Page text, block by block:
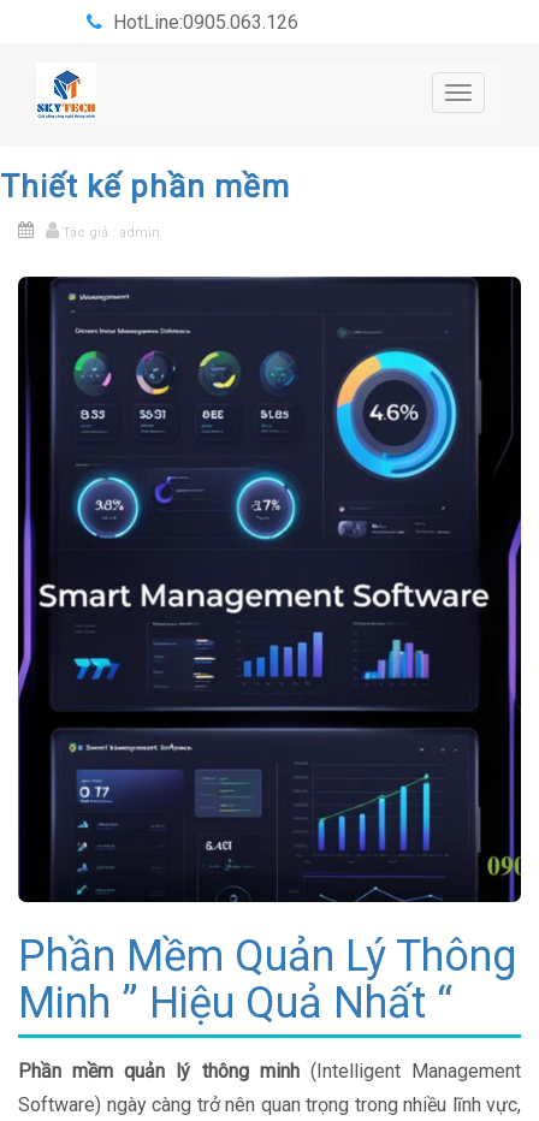
HotLine:0905.063.126
Toggle
Thiết kế phần mềm
Tác giả : admin
Phần Mềm Quản Lý Thông
Minh ” Hiệu Quả Nhất “
Phần mềm quản lý thông minh(Intelligent Management
Software) ngày càng trở nên quan trọng trong nhiều lĩnh vực,